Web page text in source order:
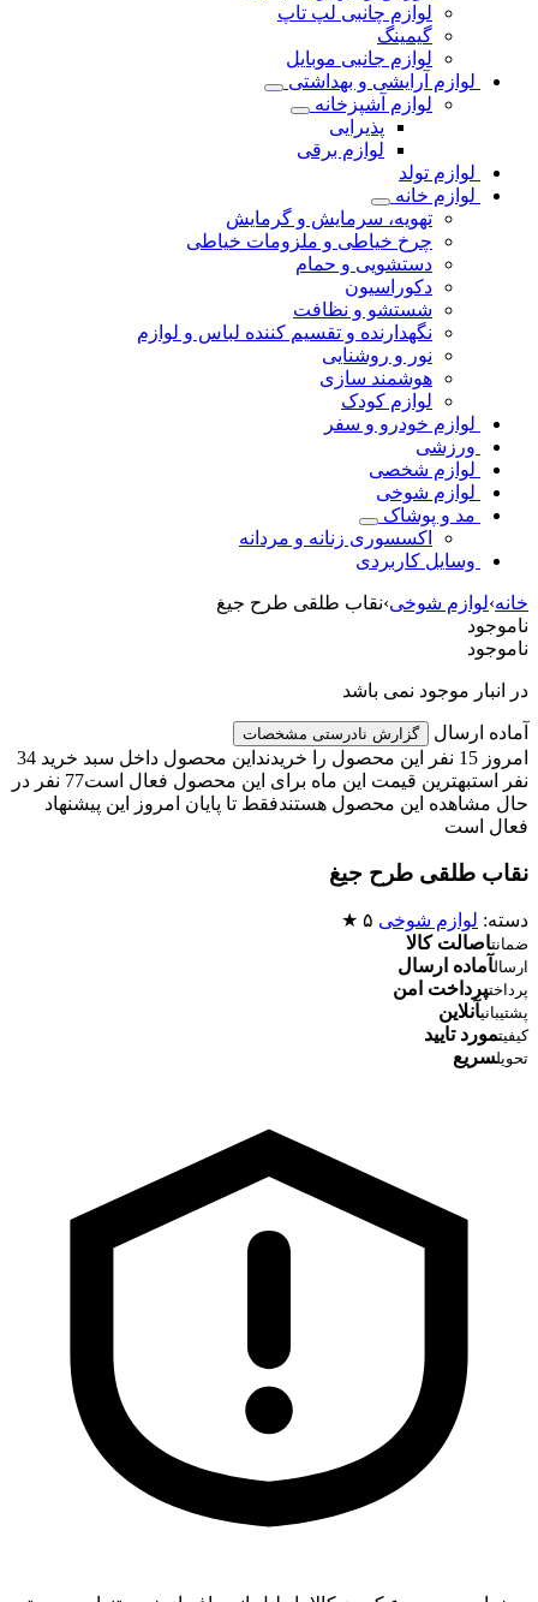
لوازم چانبی لپ تاپ
گیمینگ
لوازم جانبی موبایل
لوازم آرایشی و بهداشتی
لوازم آشپزخانه
پذیرایی
لوازم برقی
لوازم تولد
لوازم خانه
تهویه، سرمایش و گرمایش
چرخ خیاطی و ملزومات خیاطی
دستشویی و حمام
دکوراسیون
شستشو و نظافت
نگهدارنده و تقسیم کننده لباس و لوازم
نور و روشنایی
هوشمند سازی
لوازم کودک
لوازم خودرو و سفر
ورزشی
لوازم شخصی
لوازم شوخی
مد و پوشاک
اکسسوری زنانه و مردانه
وسایل کاربردی
خانه›لوازم شوخی›نقاب طلقی طرح جیغ
ناموجود
ناموجود
در انبار موجود نمی باشد
آماده ارسال گزارش نادرستی مشخصات
امروز 15 نفر این محصول را خریدند
این محصول داخل سبد خرید 34
نفر استبهترین قیمت این ماه برای این محصول فعال است
77 نفر در
حال مشاهده این محصول هستندفقط تا پایان امروز این پیشنهاد
فعال است
نقاب طلقی طرح جیغ
دسته: لوازم شوخی ۵ ★
ضمانتاصالت کالا
ارسالآماده ارسال
پرداختپرداخت امن
پشتیبانیآنلاین
کیفیتمورد تایید
تحویلسریع